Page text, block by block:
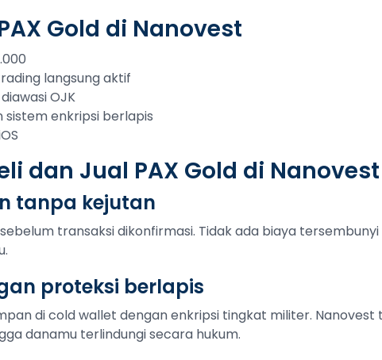
Gold di Nanovest
langsung aktif
OJK
sistem enkripsi berlapis
dan Jual PAX Gold di Nanovest
tanpa kejutan
transaksi dikonfirmasi. Tidak ada biaya
proteksi berlapis
di cold wallet dengan enkripsi tingkat militer.
danamu terlindungi secara hukum.